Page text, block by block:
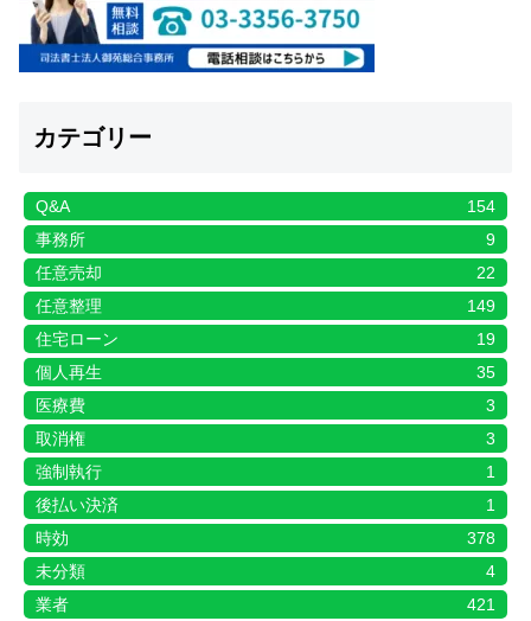
カテゴリー
Q&A
154
事務所
9
任意売却
22
任意整理
149
住宅ローン
19
個人再生
35
医療費
3
取消権
3
強制執行
1
後払い決済
1
時効
378
未分類
4
業者
421